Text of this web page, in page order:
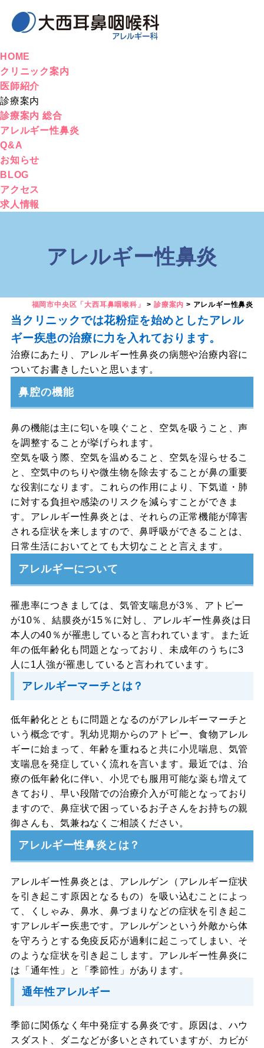
HOME
クリニック案内
医師紹介
診療案内
診療案内 総合
アレルギー性鼻炎
Q&A
お知らせ
BLOG
アクセス
求人情報
アレルギー性鼻炎
福岡市中央区「大西耳鼻咽喉科」 >診療案内 > アレルギー性鼻炎
当クリニックでは花粉症を始めとしたアレル
ギー疾患の治療に力を入れております。
治療にあたり、アレルギー性鼻炎の病態や治療内容に
ついてお書きしたいと思います。
鼻腔の機能
鼻の機能は主に匂いを嗅ぐこと、空気を吸うこと、声
を調整することが挙げられます。
空気を吸う際、空気を温めること、空気を湿らせるこ
と、空気中のちりや微生物を除去することが鼻の重要
な役割になります。これらの作用により、下気道・肺
に対する負担や感染のリスクを減らすことができま
す。アレルギー性鼻炎とは、それらの正常機能が障害
される症状を来しますので、鼻呼吸ができることは、
日常生活においてとても大切なことと言えます。
アレルギーについて
罹患率につきましては、気管支喘息が3％、アトピー
が10％、結膜炎が15％に対し、アレルギー性鼻炎は日
本人の40％が罹患していると言われています。また近
年の低年齢化も問題となっており、未成年のうちに3
人に1人強が罹患していると言われています。
アレルギーマーチとは？
低年齢化とともに問題となるのがアレルギーマーチと
いう概念です。乳幼児期からのアトピー、食物アレル
ギーに始まって、年齢を重ねると共に小児喘息、気管
支喘息を発症していく流れを言います。最近では、治
療の低年齢化に伴い、小児でも服用可能な薬も増えて
きており、早い段階での治療介入が可能となっており
ますので、鼻症状で困っているお子さんをお持ちの親
御さんも、気兼ねなくご相談ください。
アレルギー性鼻炎とは？
アレルギー性鼻炎とは、アレルゲン（アレルギー症状
を引き起こす原因となるもの）を吸い込むことによっ
て、くしゃみ、鼻水、鼻づまりなどの症状を引き起こ
すアレルギー疾患です。アレルゲンという外敵から体
を守ろうとする免疫反応が過剰に起こってしまい、そ
のような症状を引き起こします。アレルギー性鼻炎に
は「通年性」と「季節性」があります。
通年性アレルギー
季節に関係なく年中発症する鼻炎です。原因は、ハウ
スダスト、ダニなどが多いとされていますが、カビが